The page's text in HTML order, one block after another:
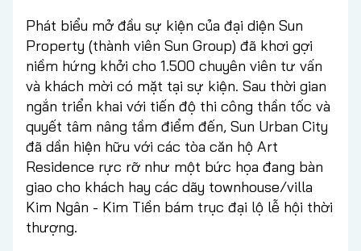
Phát biểu mở đầu sự kiện của đại diện Sun
Property (thành viên Sun Group) đã khơi gợi
niềm hứng khởi cho 1.500 chuyên viên tư vấn
và khách mời có mặt tại sự kiện. Sau thời gian
ngắn triển khai với tiến độ thi công thần tốc và
quyết tâm nâng tầm điểm đến, Sun Urban City
đã dần hiện hữu với các tòa căn hộ Art
Residence rực rỡ như một bức họa đang bàn
giao cho khách hay các dãy townhouse/villa
Kim Ngân - Kim Tiền bám trục đại lộ lễ hội thời
thượng.